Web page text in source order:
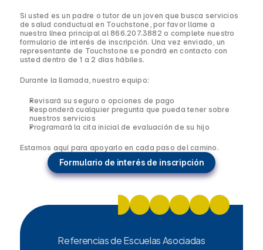
Si usted es un padre o tutor de un joven que busca servicios
de salud conductual en Touchstone, por favor llame a
nuestra línea principal al 866.207.3882 o complete nuestro
formulario de interés de inscripción. Una vez enviado, un
representante de Touchstone se pondrá en contacto con
usted dentro de 1 a 2 días hábiles.
Durante la llamada, nuestro equipo:
Revisará su seguro o opciones de pago
Responderá cualquier pregunta que pueda tener sobre
nuestros servicios
Programará la cita inicial de evaluación de su hijo
Estamos aquí para apoyarlo en cada paso del camino.
Formulario de interés de inscripción
Referencias de Escuelas Asociadas